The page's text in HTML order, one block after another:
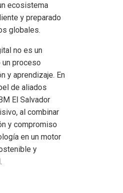
ecosistema
y preparado
globales.
no es un
proceso
y aprendizaje. En
de aliados
El Salvador
al combinar
y compromiso
en un motor
y